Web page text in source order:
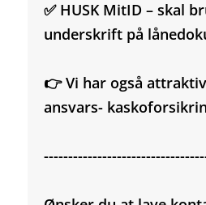
✅ HUSK MitID – skal
underskrift på
👉 Vi har også
ansvars-